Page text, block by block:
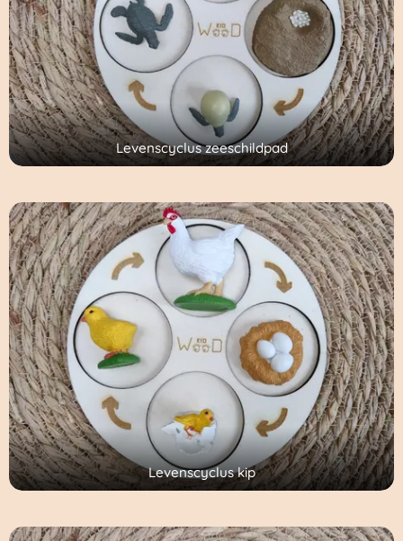
Levenscyclus zeeschildpad
Levenscyclus kip